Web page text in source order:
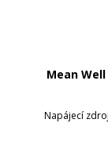
Mean Well
Napájecí